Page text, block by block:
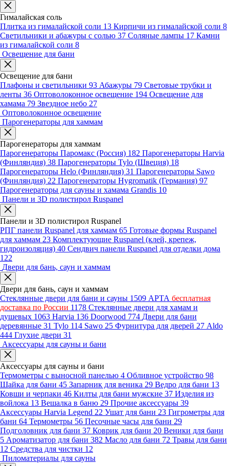
Гималайская соль
Плитка из гималайской соли 13 Кирпичи из гималайской соли 8
Светильники и абажуры с солью 37 Соляные лампы 17 Камни
из гималайской соли 8
Освещение для бани
Освещение для бани
Плафоны и светильники 93 Абажуры 79 Световые трубки и
ленты 36 Оптоволоконное освещение 194 Освещение для
хамама 79 Звездное небо 27
Оптоволоконное освещение
Парогенераторы для хаммам
Парогенераторы для хаммам
Парогенераторы Паромакс (Россия) 182 Парогенераторы Harvia
(Финляндия) 38 Парогенераторы Tylo (Швеция) 18
Парогенераторы Helo (Финляндия) 31 Парогенераторы Sawo
(Финляндия) 22 Парогенераторы Hygromatik (Германия) 97
Парогенераторы для сауны и хамама Grandis 10
Панели и 3D полистирол Ruspanel
Панели и 3D полистирол Ruspanel
РПГ панели Ruspanel для хаммам 65 Готовые формы Ruspanel
для хаммам 23 Комплектующие Ruspanel (клей, крепеж,
гидроизоляция) 40 Сендвич панели Ruspanel для отделки дома
122
Двери для бань, саун и хаммам
Двери для бань, саун и хаммам
Стеклянные двери для бани и сауны 1509 АРТА бесплатная
доставка по России 1178 Стеклянные двери для хамам и
душевых 1063 Harvia 136 Doorwood 774 Двери для бани
деревянные 31 Tylo 114 Sawo 25 Фурнитура для дверей 27 Aldo
444 Глухие двери 31
Аксессуары для сауны и бани
Аксессуары для сауны и бани
Термометры с выносной панелью 4 Обливное устройство 98
Шайка для бани 45 Запарник для веника 29 Ведро для бани 13
Ковши и черпаки 46 Килты для бани мужские 37 Изделия из
войлока 13 Вешалка в баню 29 Прочие аксессуары 39
Аксессуары Harvia Legend 22 Ушат для бани 23 Гигрометры для
бани 64 Термометры 56 Песочные часы для бани 29
Подголовник для бани 37 Коврик для бани 20 Веники для бани
5 Ароматизатор для бани 382 Масло для бани 72 Травы для бани
12 Средства для чистки 12
Пиломатериалы для сауны